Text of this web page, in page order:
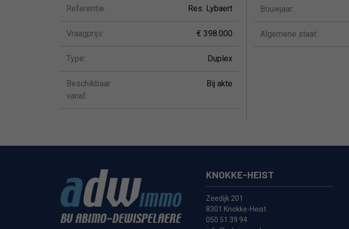
Referentie: Res. Lybaert
Vraagprijs: € 398.000
Type: Duplex
Beschikbaar
vanaf:
Bij akte
Bouwjaar:
Algemene staat:
KNOKKE-HEIST
Zeedijk 201
8301 Knokke-Heist
050 51 39 94